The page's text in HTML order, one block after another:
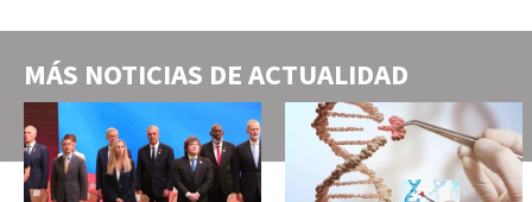
MÁS NOTICIAS DEACTUALIDAD